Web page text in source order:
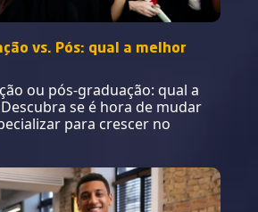
vs. Pós: qual a melhor
ou pós-graduação: qual a
se é hora de mudar
para crescer no